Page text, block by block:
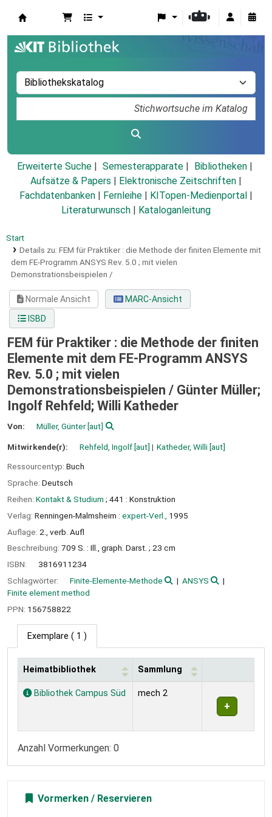
Erweiterte Suche Semesterapparate
Bibliotheken
Aufsätze & Papers
Elektronische Zeitschriften
Fachdatenbanken
Fernleihe KITopen-Medienportal
Literaturwunsch
Kataloganleitung
Start
Details zu: FEM für Praktiker : die Methode der finiten Elemente mit
dem FE-Programm ANSYS Rev. 5.0 ; mit vielen
Demonstrationsbeispielen /
Normale Ansicht
MARC-Ansicht
ISBD
FEM für Praktiker : die Methode der finiten
Elemente mit dem FE-Programm ANSYS
Rev. 5.0 ; mit vielen
Demonstrationsbeispielen / Günter Müller;
Ingolf Rehfeld; Willi Katheder
Von: Müller, Günter[aut]
Mitwirkende(r): Rehfeld, Ingolf[aut] Katheder, Willi[aut]
Ressourcentyp: Buch
Sprache: Deutsch
Reihen: Kontakt & Studium ; 441 : Konstruktion
Verlag: Renningen-Malmsheim : expert-Verl.,
1995
Auflage: 2., verb. Aufl
Beschreibung: 709 S. : Ill., graph. Darst. ; 23 cm
ISBN:
3816911234
Schlagwörter:
Finite-Elemente-Methode
ANSYS
Finite element method
PPN: 156758822
Exemplare ( 1 )
Exemplare
Heimatbibliothek Sammlung
Bibliothek Campus Süd mech 2
Anzahl Vormerkungen: 0
Vormerken